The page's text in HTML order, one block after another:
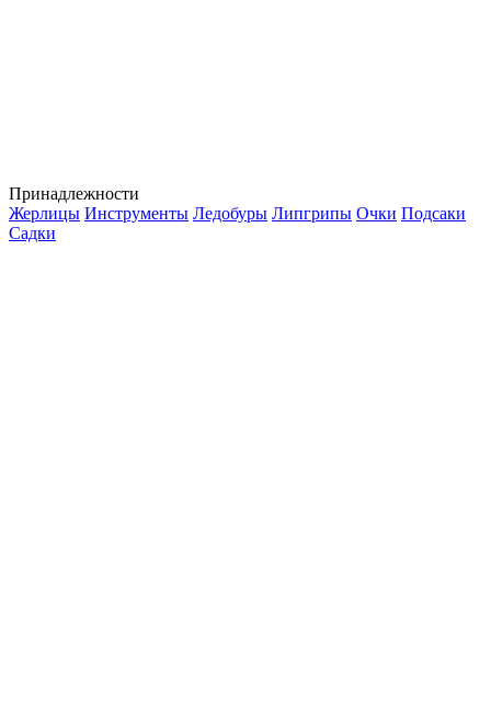
Принадлежности
Жерлицы Инструменты Ледобуры Липгрипы Очки Подсаки
Садки